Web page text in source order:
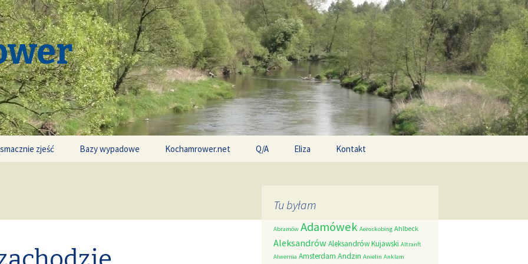
zjeść Bazy wypadowe Kochamrower.net Q/A Eliza Kontakt
Tu byłam
Abramów Adamówek Aeroskobing Ahlbeck
AleksandrówAleksandrów Kujawski Altranft
Alwernia Amsterdam Andzin Anielin Anklam